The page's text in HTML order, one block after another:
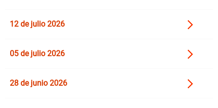
12 de julio 2026
05 de julio 2026
28 de junio 2026